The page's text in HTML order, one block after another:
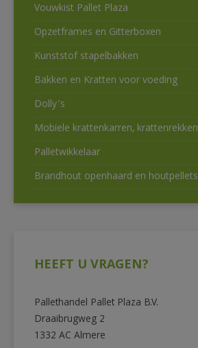
Vouwkist Pallet Plaza
Opzetframes en Gitterboxen
Kunststof stapelbakken
Bakken en Kratten voor voeding
Dolly’s
Mobiele krattenkarren, krattenrekken
Palletwikkelaar
Brandhout openhaard en houtpellets
HEEFT U VRAGEN?
Pallethandel Pallet Plaza B.V.
Draaibrugweg 2
1332 AC Almere